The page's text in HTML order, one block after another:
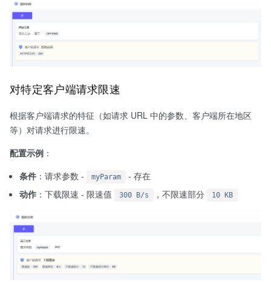
对特定客户端请求限速
根据客户端请求的特征（如请求 URL 中的参数、客户端所在地区
等）对请求进行限速。
配置示例 ：
条件 ：请求参数 - myParam
- 存在
动作 ：下载限速 - 限速值 300 B/s ，不限速部分 10 KB